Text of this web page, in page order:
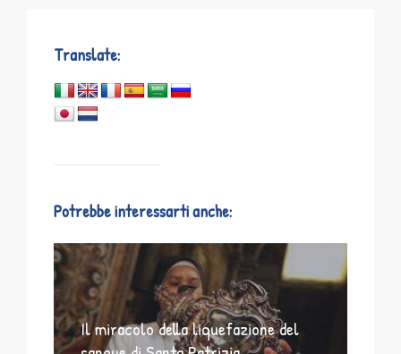
Translate:
Potrebbe interessarti anche:
Il miracolo della liquefazione del